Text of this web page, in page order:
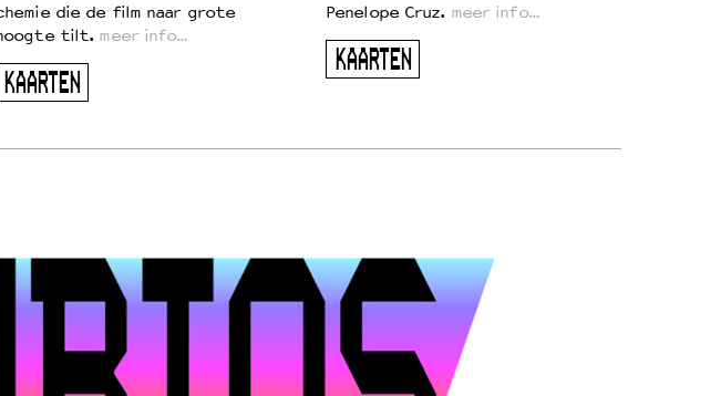
die de film naar grote
tilt. meer info…
KAARTEN
Penelope Cruz. meer info…
KAARTEN